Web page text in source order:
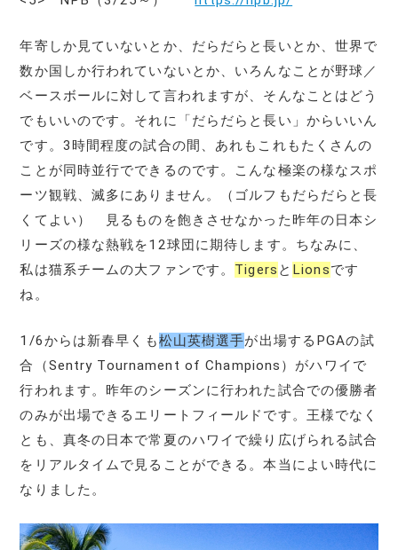
年寄しか見ていないとか、だらだらと長いとか、世界で
数か国しか行われていないとか、いろんなことが野球／
ベースボールに対して言われますが、そんなことはどう
でもいいのです。それに「だらだらと長い」からいいん
です。3時間程度の試合の間、あれもこれもたくさんの
ことが同時並行でできるのです。こんな極楽の様なスポ
ーツ観戦、滅多にありません。（ゴルフもだらだらと長
くてよい） 見るものを飽きさせなかった昨年の日本シ
リーズの様な熱戦を12球団に期待します。ちなみに、
私は猫系チームの大ファンです。 Tigers と Lionsです
ね。
1/6からは新春早くも松山英樹選手が出場するPGAの試
合（Sentry Tournament of Champions）がハワイで
行われます。昨年のシーズンに行われた試合での優勝者
のみが出場できるエリートフィールドです。王様でなく
とも、真冬の日本で常夏のハワイで繰り広げられる試合
をリアルタイムで見ることができる。本当によい時代に
なりました。